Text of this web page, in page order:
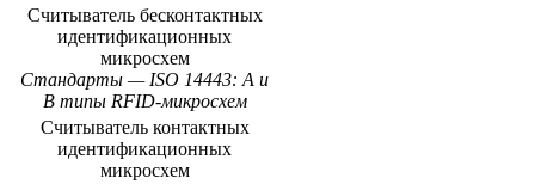
Считыватель бесконтактных
идентификационных
микросхем
Стандарты — ISO 14443: А и
В типы RFID-микросхем
Считыватель контактных
идентификационных
микросхем